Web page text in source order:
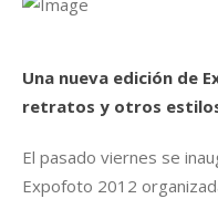
Una nueva edición de
retratos y otros
El pasado viernes se
Expofoto 2012